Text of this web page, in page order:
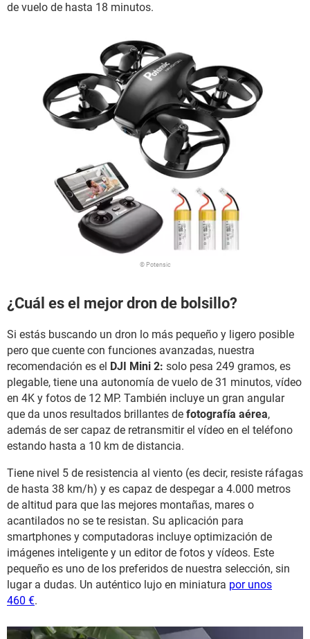
de vuelo de hasta 18 minutos.
© Potensic
¿Cuál es el mejor dron de bolsillo?
Si estás buscando un dron lo más pequeño y ligero posible
pero que cuente con funciones avanzadas, nuestra
recomendación es el DJI Mini 2: solo pesa 249 gramos, es
plegable, tiene una autonomía de vuelo de 31 minutos, vídeo
en 4K y fotos de 12 MP. También incluye un gran angular
que da unos resultados brillantes de fotografía aérea,
además de ser capaz de retransmitir el vídeo en el teléfono
estando hasta a 10 km de distancia.
Tiene nivel 5 de resistencia al viento (es decir, resiste ráfagas
de hasta 38 km/h) y es capaz de despegar a 4.000 metros
de altitud para que las mejores montañas, mares o
acantilados no se te resistan. Su aplicación para
smartphones y computadoras incluye optimización de
imágenes inteligente y un editor de fotos y vídeos. Este
pequeño es uno de los preferidos de nuestra selección, sin
lugar a dudas. Un auténtico lujo en miniatura por unos
460 €.